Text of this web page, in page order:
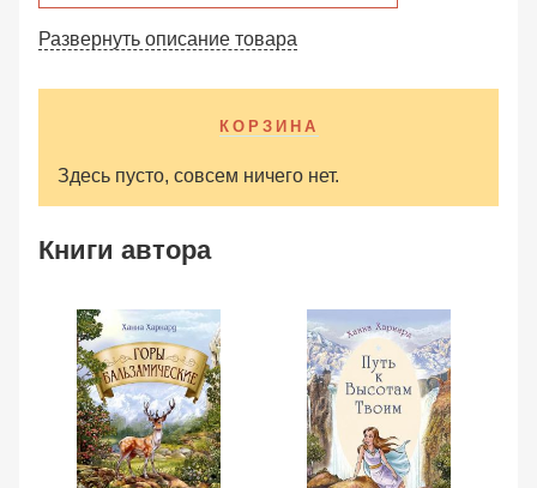
Развернуть описание товара
КОРЗИНА
Здесь пусто, совсем ничего нет.
Книги автора